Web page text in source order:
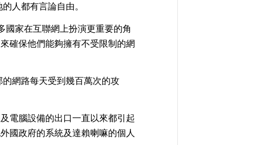
人都有言論自由。
國家在互聯網上扮演更重要的角
確保他們能夠擁有不受限制的網
網路每天受到幾百萬次的攻
電腦設備的出口一直以來都引起
國政府的系統及達賴喇嘛的個人